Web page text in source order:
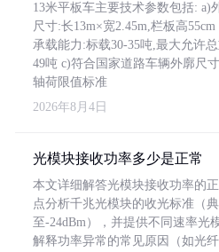
13米平板车主要技术参数包括: a)
尺寸:长13m×宽2.45m,栏板高55cm
承载能力:标载30-35吨,最大允许
49吨 c)符合国家道路车辆外廓尺
轴荷限值标准
2026年8月4日
光模块接收功率多少是正常
本文详细解答光模块接收功率的
点分析千兆光模块的收光标准（
至-24dBm），并提供不同速率光
解释功率异常的常见原因（如光